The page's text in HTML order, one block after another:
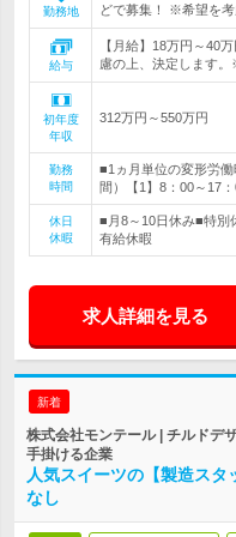
勤務地
どで募集！ ※希望を
給与
【月給】18万円～40
慮の上、決定します
初年度
年収
312万円～550万円
勤務
時間
■1ヵ月単位の変形労
間）【1】8：00～17
休日
休暇
■月8～10日休み■特別
有給休暇
求人詳細を見る
新着
株式会社モンテール | チルドデ
手掛ける企業
人気スイーツの【製造ス
なし